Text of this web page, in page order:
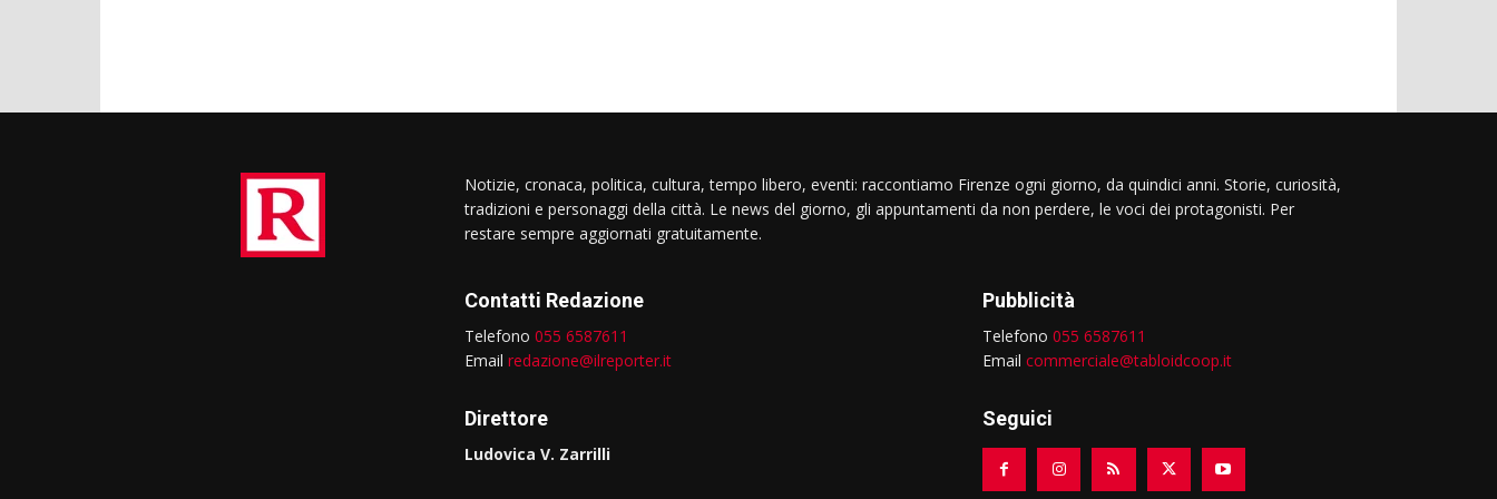
Notizie, cronaca, politica, cultura, tempo libero, eventi: raccontiamo Firenze ogni giorno, da quindici anni. Storie, curiosità,
tradizioni e personaggi della città. Le news del giorno, gli appuntamenti da non perdere, le voci dei protagonisti. Per
restare sempre aggiornati gratuitamente.
Contatti Redazione
Telefono 055 6587611
Email redazione@ilreporter.it
Direttore
Ludovica V. Zarrilli
Pubblicità
Telefono 055 6587611
Email commerciale@tabloidcoop.it
Seguici